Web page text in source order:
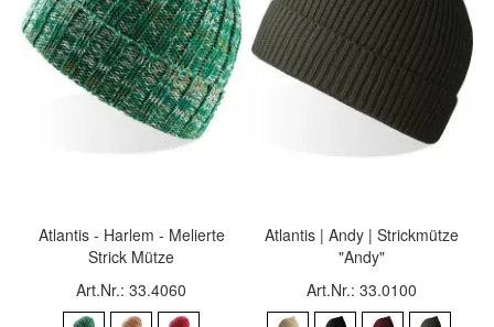
Atlantis - Harlem - Melierte
Strick Mütze
Art.Nr.: 33.4060
Atlantis | Andy | Strickmütze
"Andy"
Art.Nr.: 33.0100